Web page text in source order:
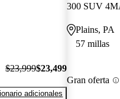
$23,999$23,499
adicionales
300 SUV
Plains, PA
57 millas
Gran oferta